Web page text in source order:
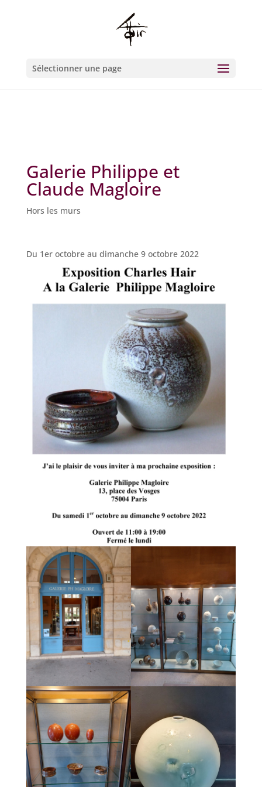
: Constant WP_CRON_LOCK_TIMEOUT already defined in
on line93
Sélectionner une page
Galerie Philippe et
Claude Magloire
Hors les murs
Du 1er octobre au dimanche 9 octobre 2022